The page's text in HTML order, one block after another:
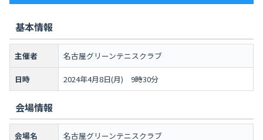
基本情報
主催者 名古屋グリーンテニスクラブ
日時 2024年4月8日(月) 9時30分
会場情報
会場名 名古屋グリーンテニスクラブ